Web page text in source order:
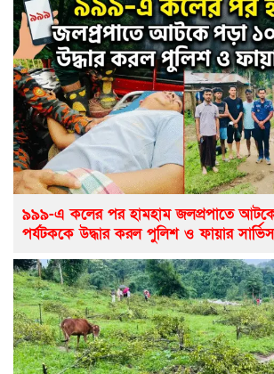
৯৯৯-এ কলের পর হামহাম জলপ্রপাতে
পর্যটককে উদ্ধার করল পুলিশ ও ফায়ার সার্ভিস